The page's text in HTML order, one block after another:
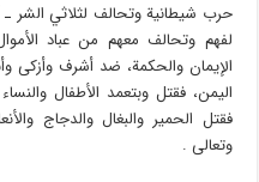
حرب شيطانية وتحالف لثلاثي الشر
لفهم وتحالف معهم من عباد
الإيمان والحكمة، ضد أشرف وأزكى
اليمن، فقتل وبتعمد الأطفال
فقتل الحمير والبغال والدجاج
وتعالى .